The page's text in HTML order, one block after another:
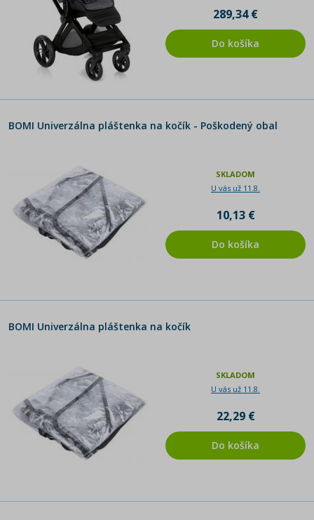
289,34 €
Do košíka
BOMI Univerzálna pláštenka na kočík - Poškodený obal
SKLADOM
U vás už 11.8.
10,13 €
Do košíka
BOMI Univerzálna pláštenka na kočík
SKLADOM
U vás už 11.8.
22,29 €
Do košíka